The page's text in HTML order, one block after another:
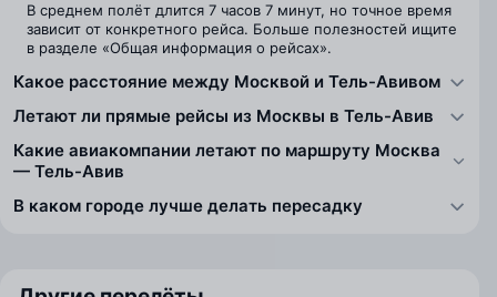
В среднем полёт длится 7 часов 7 минут, но точное время
зависит от конкретного рейса. Больше полезностей ищите
в разделе «Общая информация о рейсах».
Какое расстояние между Москвой и Тель-Авивом
Летают ли прямые рейсы из Москвы в Тель-Авив
Какие авиакомпании летают по маршруту Москва
— Тель-Авив
В каком городе лучше делать пересадку